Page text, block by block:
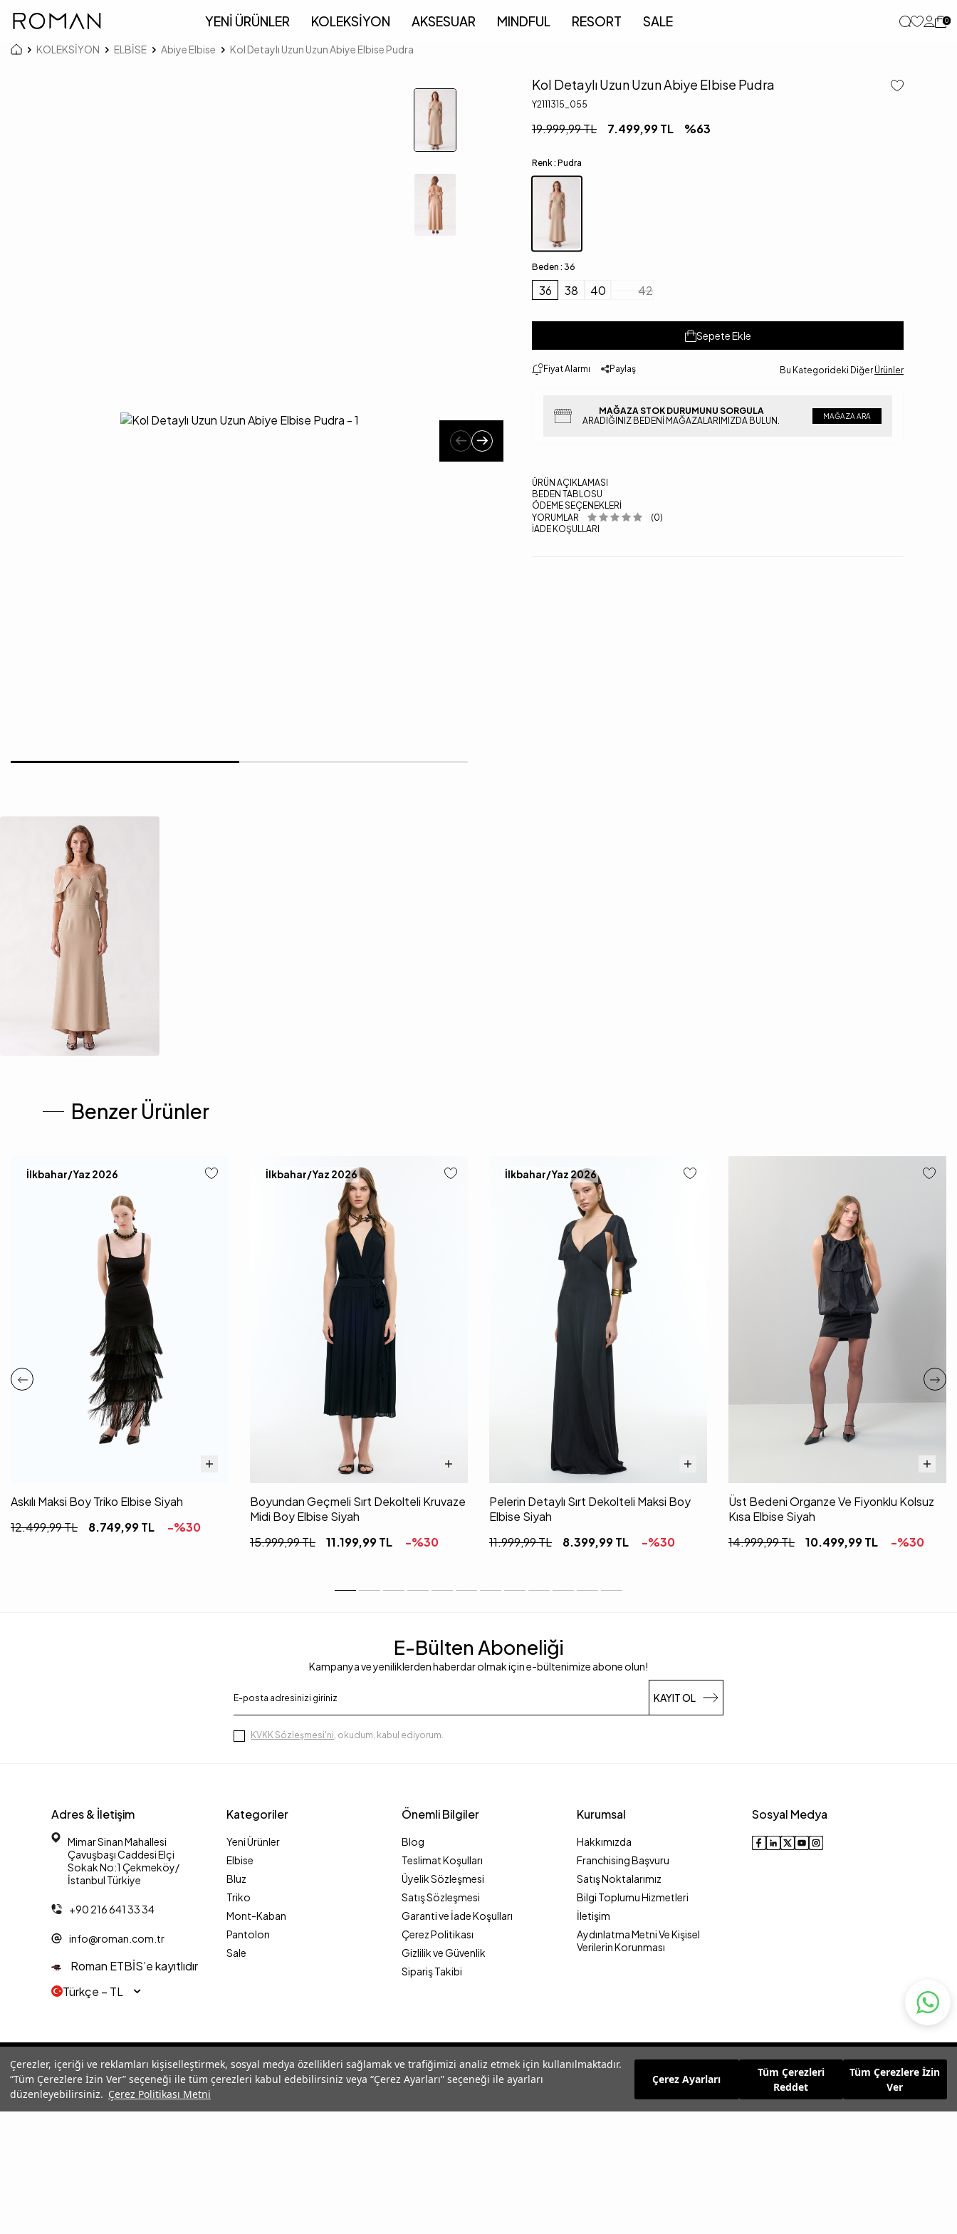
Çerezler, içeriği ve reklamları kişiselleştirmek, sosyal medya özellikleri sağlamak ve trafiğimizi analiz etmek için kullanılmaktadır.
“Tüm Çerezlere İzin Ver” seçeneği ile tüm çerezleri kabul edebilirsiniz veya “Çerez Ayarları” seçeneği ile ayarları
düzenleyebilirsiniz. Çerez Politikası Metni
Çerez Ayarları
Tüm Çerezleri
Reddet
Tüm Çerezlere İzin
Ver
YENİ ÜRÜNLER KOLEKSİYON AKSESUAR MINDFUL RESORT SALE 0
KOLEKSİYON ELBİSE Abiye Elbise Kol Detaylı Uzun Uzun Abiye Elbise Pudra
Kol Detaylı Uzun Uzun Abiye Elbise Pudra
Y2111315_055
19.999,99TL 7.499,99TL %63
Renk : Pudra
Beden : 36
36 38 40 42
Sepete Ekle
Fiyat Alarmı Paylaş Bu Kategorideki Diğer Ürünler
MAĞAZA STOK DURUMUNU SORGULA
ARADIĞINIZ BEDENI MAĞAZALARIMIZDA BULUN.
MAĞAZA ARA
ÜRÜN AÇIKLAMASI
BEDEN TABLOSU
ÖDEME SEÇENEKLERI
YORUMLAR
(0)
İADE KOŞULLARI
Benzer Ürünler
İlkbahar/Yaz 2026
Askılı Maksi Boy Triko Elbise Siyah
12.499,99TL 8.749,99TL -%30
İlkbahar/Yaz 2026
Boyundan Geçmeli Sırt Dekolteli Kruvaze
Midi Boy Elbise Siyah
15.999,99TL 11.199,99TL -%30
İlkbahar/Yaz 2026
Pelerin Detaylı Sırt Dekolteli Maksi Boy
Elbise Siyah
11.999,99TL 8.399,99TL -%30
Üst Bedeni Organze Ve Fiyonklu Kolsuz
Kısa Elbise Siyah
14.999,99TL 10.499,99TL -%30
E-Bülten Aboneliği
Kampanya ve yeniliklerden haberdar olmak için e-bültenimize abone olun!
KAYIT OL
KVKK Sözleşmesi'ni, okudum, kabul ediyorum.
Adres & İletişim
Mimar Sinan Mahallesi
Çavuşbaşı Caddesi Elçi
Sokak No:1 Çekmeköy/
İstanbul Türkiye
+90 216 641 33 34
info@roman.com.tr
Roman ETBİS’e kayıtlıdır
Türkçe − TL
Kategoriler
Yeni Ürünler
Elbise
Bluz
Triko
Mont-Kaban
Pantolon
Sale
Önemli Bilgiler
Blog
Teslimat Koşulları
Üyelik Sözleşmesi
Satış Sözleşmesi
Garanti ve İade Koşulları
Çerez Politikası
Gizlilik ve Güvenlik
Sipariş Takibi
Kurumsal
Hakkımızda
Franchising Başvuru
Satış Noktalarımız
Bilgi Toplumu Hizmetleri
İletişim
Aydınlatma Metni Ve Kişisel
Verilerin Korunması
Sosyal Medya
© 2025 Roman® Tüm Hakları Saklıdır, İzinsiz kullanılamaz